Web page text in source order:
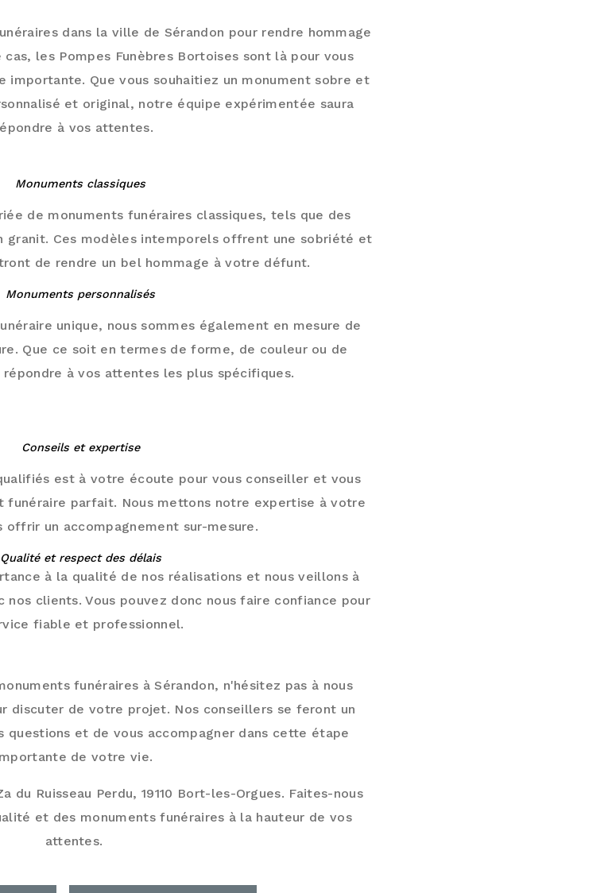
dans la ville de Sérandon pour rendre hommage
les Pompes Funèbres Bortoises sont là pour vous
importante. Que vous souhaitiez un monument sobre et
et original, notre équipe expérimentée saura
à vos attentes.
Monuments classiques
de monuments funéraires classiques, tels que des
granit. Ces modèles intemporels offrent une sobriété et
de rendre un bel hommage à votre défunt.
Monuments personnalisés
unique, nous sommes également en mesure de
Que ce soit en termes de forme, de couleur ou de
répondre à vos attentes les plus spécifiques.
Conseils et expertise
est à votre écoute pour vous conseiller et vous
funéraire parfait. Nous mettons notre expertise à votre
offrir un accompagnement sur-mesure.
Qualité et respect des délais
à la qualité de nos réalisations et nous veillons à
clients. Vous pouvez donc nous faire confiance pour
fiable et professionnel.
funéraires à Sérandon, n'hésitez pas à nous
discuter de votre projet. Nos conseillers se feront un
questions et de vous accompagner dans cette étape
de votre vie.
du Ruisseau Perdu, 19110 Bort-les-Orgues. Faites-nous
et des monuments funéraires à la hauteur de vos
attentes.